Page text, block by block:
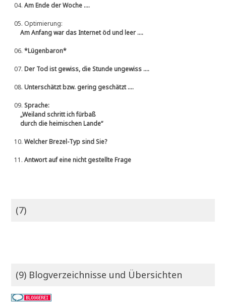
04.Am Ende der Woche ....
05. Optimierung:
Am Anfang war das Internet öd und leer ....
06.*Lügenbaron*
07.Der Tod ist gewiss, die Stunde ungewiss ....
08.Unterschätzt bzw. gering geschätzt ....
09.Sprache:
„Weiland schritt ich fürbaß
durch die heimischen Lande“
10.Welcher Brezel-Typ sind Sie?
11.Antwort auf eine nicht gestellte Frage
(7)
(9) Blogverzeichnisse und Übersichten